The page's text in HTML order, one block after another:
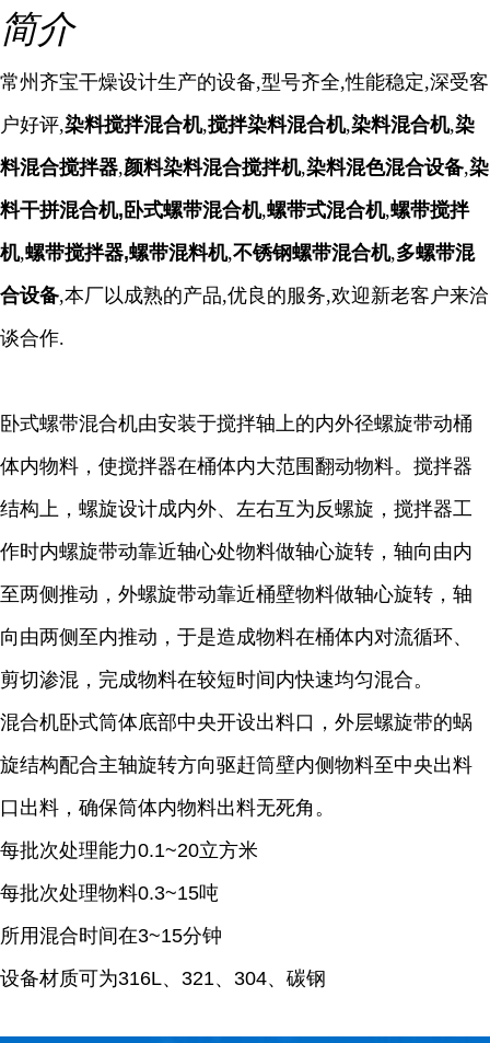
简介
常州齐宝干燥设计生产的设备,型号齐全,性能稳定,深受客
户好评,染料搅拌混合机,搅拌染料混合机,染料混合机,染
料混合搅拌器,颜料染料混合搅拌机,染料混色混合设备,染
料干拼混合机, 卧式螺带混合机,螺带式混合机,螺带搅拌
机,螺带搅拌器,螺带混料机,不锈钢螺带混合机,多螺带混
合设备,本厂以成熟的产品,优良的服务,欢迎新老客户来洽
谈合作.
卧式螺带混合机由安装于搅拌轴上的内外径螺旋带动桶
体内物料，使搅拌器在桶体内大范围翻动物料。搅拌器
结构上，螺旋设计成内外、左右互为反螺旋，搅拌器工
作时内螺旋带动靠近轴心处物料做轴心旋转，轴向由内
至两侧推动，外螺旋带动靠近桶壁物料做轴心旋转，轴
向由两侧至内推动，于是造成物料在桶体内对流循环、
剪切渗混，完成物料在较短时间内快速均匀混合。
混合机卧式筒体底部中央开设出料口，外层螺旋带的蜗
旋结构配合主轴旋转方向驱赶筒壁内侧物料至中央出料
口出料，确保筒体内物料出料无死角。
每批次处理能力0.1~20立方米
每批次处理物料0.3~15吨
所用混合时间在3~15分钟
设备材质可为316L、321、304、碳钢